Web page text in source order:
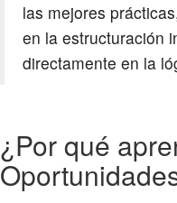
las mejores
en la estructuración
directamente en la
¿Por qué